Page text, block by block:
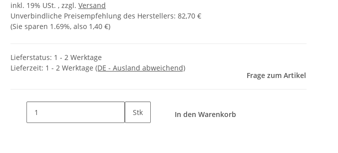
inkl. 19% USt. , zzgl. Versand
Unverbindliche Preisempfehlung des Herstellers: 82,70 €
(Sie sparen 1.69%, also 1,40 €)
Lieferstatus: 1 - 2 Werktage
Lieferzeit: 1 - 2 Werktage (DE - Ausland abweichend)
Frage zum Artikel
Stk In den Warenkorb